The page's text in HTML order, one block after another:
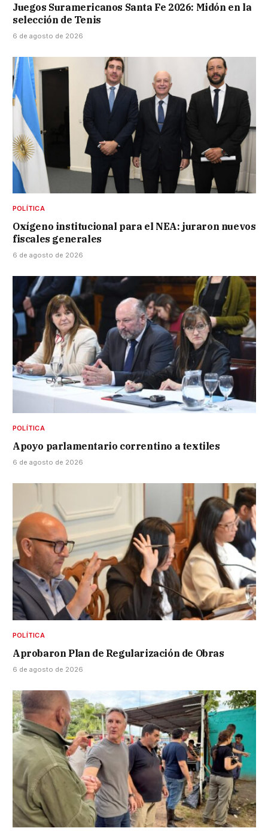
Juegos Suramericanos Santa Fe 2026: Midón en la
selección de Tenis
6 de agosto de 2026
POLÍTICA
Oxígeno institucional para el NEA: juraron nuevos
fiscales generales
6 de agosto de 2026
POLÍTICA
Apoyo parlamentario correntino a textiles
6 de agosto de 2026
POLÍTICA
Aprobaron Plan de Regularización de Obras
6 de agosto de 2026